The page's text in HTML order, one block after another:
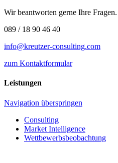
Wir beantworten gerne Ihre Fragen.
089 / 18 90 46 40
info@kreutzer-consulting.com
zum Kontaktformular
Leistungen
Navigation überspringen
Consulting
Market Intelligence
Wettbewerbs­beobachtung